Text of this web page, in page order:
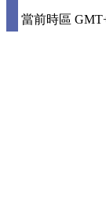
當前時區